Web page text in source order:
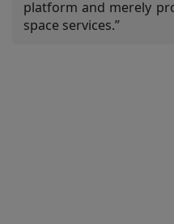
platform and merely
space services.”